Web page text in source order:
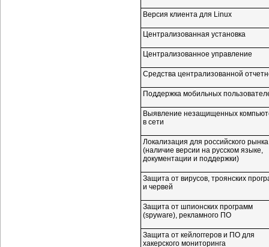
Версия клиента для Linux
Централизованная установка
Централизованное управление
Средства централизованной
Поддержка мобильных
Выявление незащищенных
в сети
Локализация для российского рынка
(наличие версии на русском языке,
документации и поддержки)
Защита от вирусов, троянских
и червей
Защита от шпионских программ
(spyware), рекламного ПО
Защита от кейлоггеров и ПО для
хакерского мониторинга